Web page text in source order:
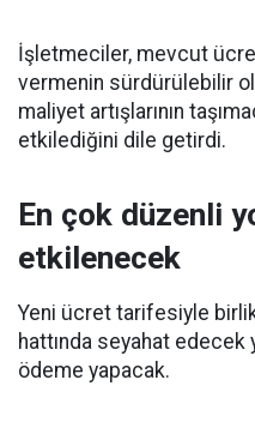
İşletmeciler, mevcut
vermenin sürdürülebilir
maliyet artışlarının
etkilediğini dile getirdi.
En çok düzenli
etkilenecek
Yeni ücret tarifesiyle
hattında seyahat edecek
ödeme yapacak.